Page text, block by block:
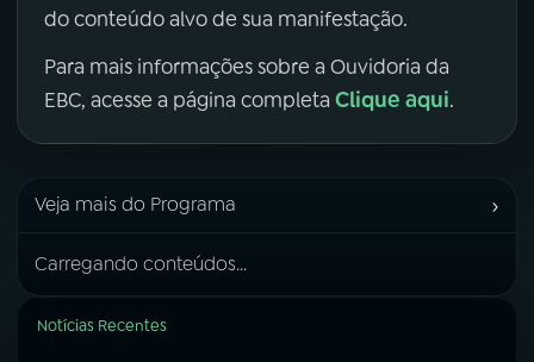
do conteúdo alvo de sua manifestação.
Para mais informações sobre a Ouvidoria da
EBC, acesse a página completa Clique aqui.
Veja mais do Programa ›
Carregando conteúdos...
Notícias Recentes